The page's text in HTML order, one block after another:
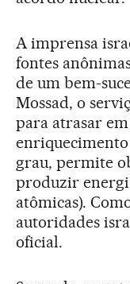
A imprensa
fontes
de um bem-
Mossad, o
para atrasar
enriquecimento
grau, permite
produzir
atômicas).
autoridades
oficial.